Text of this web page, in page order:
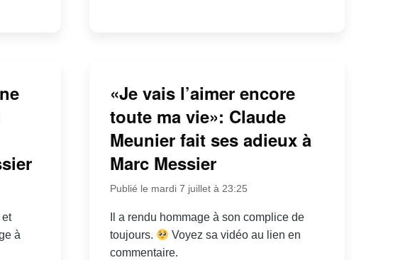
à
«Je vais l’aimer encore
toute ma vie»: Claude
Meunier fait ses adieux à
Marc Messier
Publié le mardi 7 juillet à 23:25
Il a rendu hommage à son complice de
toujours.
Voyez sa vidéo au lien en
commentaire.